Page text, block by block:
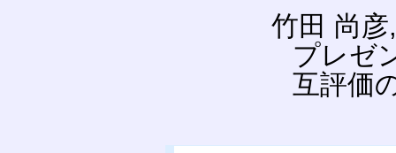
竹田 尚
プレゼ
互評価